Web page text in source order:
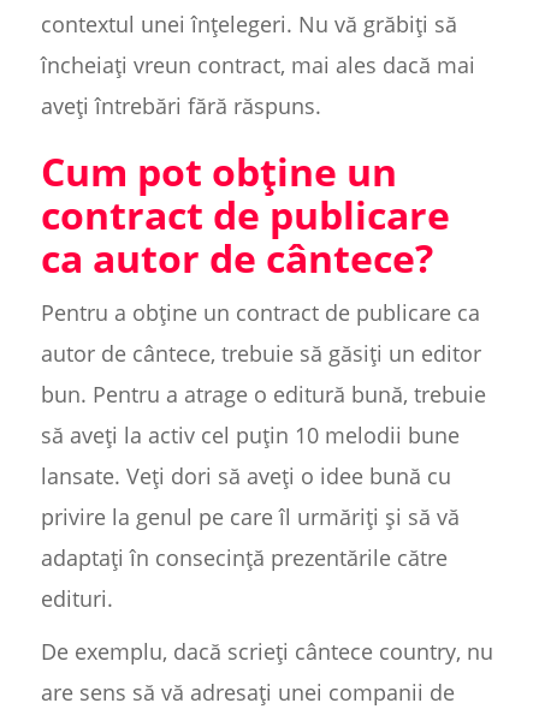
contextul unei înțelegeri. Nu vă grăbiți să
încheiați vreun contract, mai ales dacă mai
aveți întrebări fără răspuns.
Cum pot obține un
contract de publicare
ca autor de cântece?
Pentru a obține un contract de publicare ca
autor de cântece, trebuie să găsiți un editor
bun. Pentru a atrage o editură bună, trebuie
să aveți la activ cel puțin 10 melodii bune
lansate. Veți dori să aveți o idee bună cu
privire la genul pe care îl urmăriți și să vă
adaptați în consecință prezentările către
edituri.
De exemplu, dacă scrieți cântece country, nu
are sens să vă adresați unei companii de